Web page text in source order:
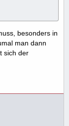
besonders in
man dann
sich der